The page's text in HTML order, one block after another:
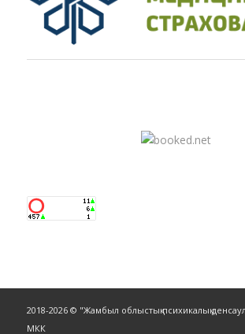
2018-2026 © "Жамбыл облыстық психикалық
МКК